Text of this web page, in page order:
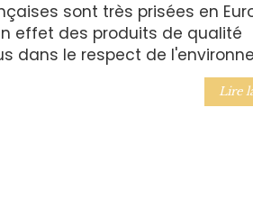
sont très prisées en
effet des produits de qualité
dans le respect de
Lire